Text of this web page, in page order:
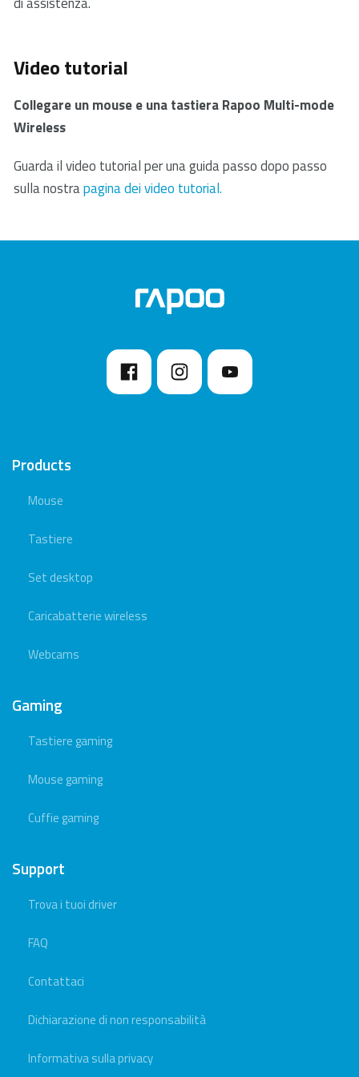
5. In caso di batteria scarica, provare a cambiare la
mouse e dal ricevitore USB.
7. Si prega di tenere lontano da pareti o grandi
oggetti perché questo può ridurre la portata.
Video tutorial
Collegare un mouse e una tastiera Rapoo Multi-mode
Wireless
Guarda il video tutorial per una guida passo dopo passo
sulla nostrapagina dei video tutorial.
Products
Mouse
Tastiere
Set desktop
Caricabatterie wireless
Webcams
Gaming
Tastiere gaming
Mouse gaming
Cuffie gaming
Support
Trova i tuoi driver
FAQ
Contattaci
Dichiarazione di non responsabilità
Informativa sulla privacy